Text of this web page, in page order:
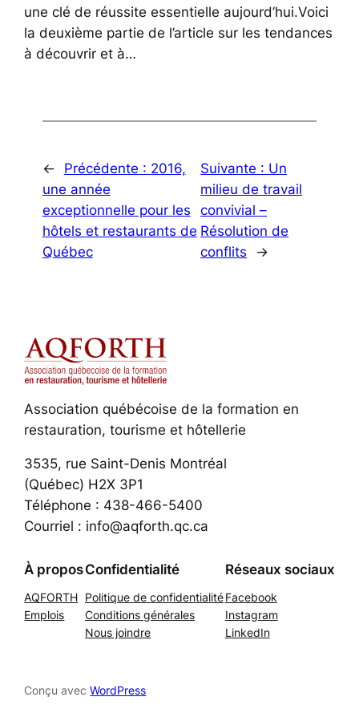
une clé de réussite essentielle aujourd’hui.Voici
la deuxième partie de l’article sur les tendances
à découvrir et à…
← Précédente : 2016,
une année
exceptionnelle pour les
hôtels et restaurants de
Québec
Suivante : Un
milieu de travail
convivial –
Résolution de
conflits
→
Association québécoise de la formation en
restauration, tourisme et hôtellerie
3535, rue Saint-Denis Montréal
(Québec) H2X 3P1
Téléphone : 438-466-5400
Courriel : info@aqforth.qc.ca
À propos
AQFORTH
Emplois
Confidentialité
Politique de confidentialité
Conditions générales
Nous joindre
Réseaux sociaux
Facebook
Instagram
LinkedIn
Conçu avecWordPress